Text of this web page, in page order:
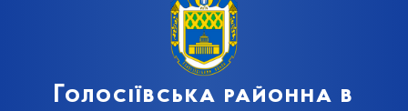
Голосіївська районна в